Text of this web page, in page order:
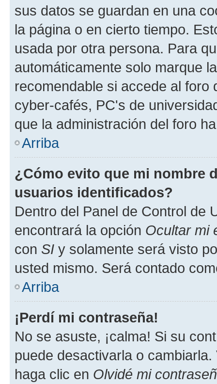
sus datos se guardan en una
la página o en cierto tiempo.
usada por otra persona. Para
automáticamente solo marque
recomendable si accede al foro
cyber-cafés, PC's de
que la administración del foro
Arriba
¿Cómo evito que mi nombre
usuarios identificados?
Dentro del Panel de Control de
encontrará la opción Ocultar mi
con SI y solamente será visto
usted mismo. Será contado
Arriba
¡Perdí mi contraseña!
No se asuste, ¡calma! Si su
puede desactivarla o
haga clic en Olvidé mi